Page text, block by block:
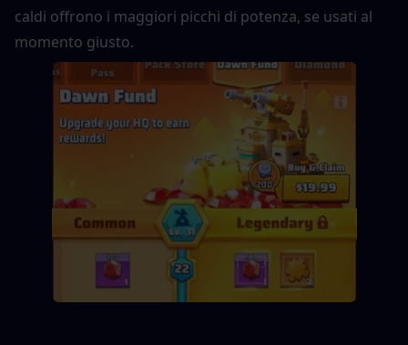
caldi offrono i maggiori picchi di potenza, se usati al
momento giusto.